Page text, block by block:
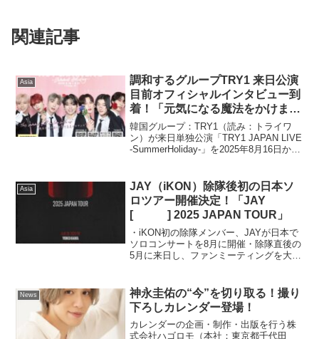
関連記事
Asia
調和するグループTRY1 来日公演
目前オフィシャルインタビュー到
着！「元気になる魔法をかけま
す！」8月16日はフリーライブ！
韓国グループ：TRY1（読み：トライワ
ン）が来日単独公演「TRY1 JAPAN LIVE
-SummerHoliday-」を2025年8月16日から
した。また、8月...
Asia
JAY（iKON）除隊後初の日本ソ
ロツアー開催決定！「JAY
[ ] 2025 JAPAN TOUR」
・iKON初の除隊メンバー、JAYが日本で
ソロコンサートを8月に開催・除隊直後の
5月に来日し、ファンミーティングを大盛
JAYならではのソロパフォーマンスが披
露さ...
News
神永圭佑の“今”を切り取る！撮り
下ろしカレンダー登場！
カレンダーの企画・制作・出版を行う株
式会社ハゴロモ（本社：東京都千代田